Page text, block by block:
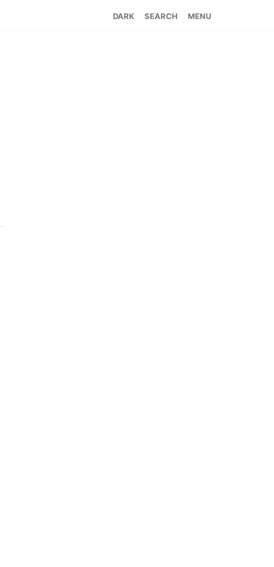
SEARCH MENU